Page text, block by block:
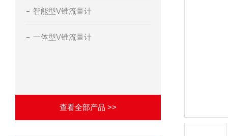
智能型V锥流量计
一体型V锥流量计
查看全部产品 >>